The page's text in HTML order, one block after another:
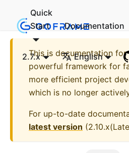
Quick
Start
Documentation
2.7.x English
This is documentation for
powerful framework for
more efficient project
which is no longer
For up-to-date
latest version (